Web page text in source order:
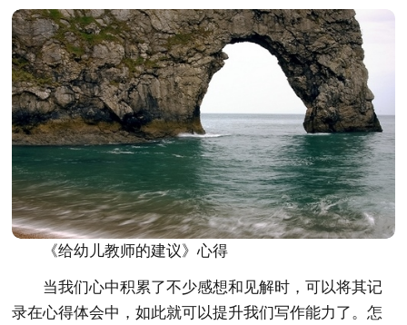
《给幼儿教师的建议》心得
当我们心中积累了不少感想和见解时，可以将其记
录在心得体会中，如此就可以提升我们写作能力了。怎